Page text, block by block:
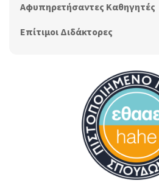
Αφυπηρετήσαντες Καθηγητές
Επίτιμοι Διδάκτορες